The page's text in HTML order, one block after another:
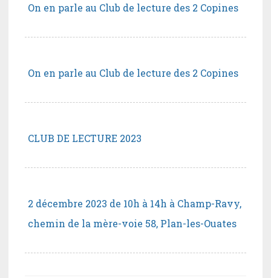
On en parle au Club de lecture des 2 Copines
On en parle au Club de lecture des 2 Copines
CLUB DE LECTURE 2023
2 décembre 2023 de 10h à 14h à Champ-Ravy,
chemin de la mère-voie 58, Plan-les-Ouates